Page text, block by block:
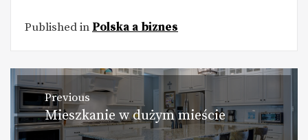
Published in Polska a biznes
Nawigacja
wpisu
Previous
Previous
post:
Mieszkanie w dużym mieście